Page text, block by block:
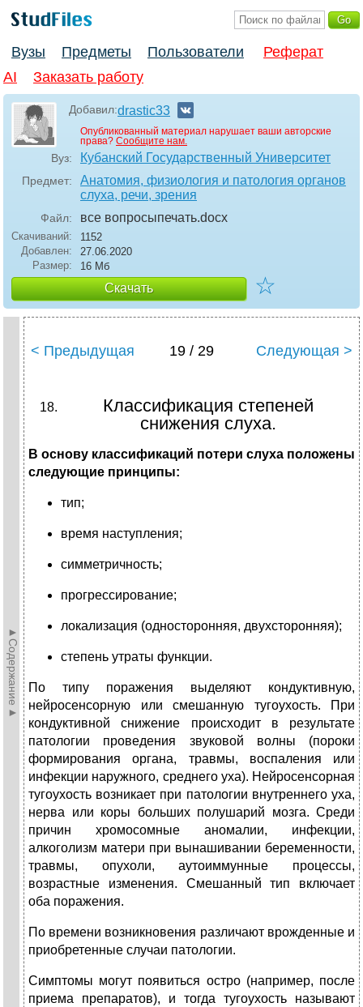
Вузы Предметы Пользователи
Реферат
AI
Заказать работу
Добавил:drastic33
Опубликованный материал нарушает ваши авторские
права? Сообщите нам.
Вуз: Кубанский Государственный Университет
Предмет:
Анатомия, физиология и патология органов
слуха, речи, зрения
Файл: все вопросыпечать.docx
Скачиваний:
1152
Добавлен:
27.06.2020
Размер:
16 Мб
Скачать ☆
►Содержание►
< Предыдущая 19 / 29 Следующая >
Классификация степеней
снижения слуха.
В основу классификаций потери слуха положены
следующие принципы:
тип;
время наступления;
симметричность;
прогрессирование;
локализация (односторонняя, двухсторонняя);
степень утраты функции.
По типу поражения выделяют кондуктивную,
нейросенсорную или смешанную тугоухость. При
кондуктивной снижение происходит в результате
патологии проведения звуковой волны (пороки
формирования органа, травмы, воспаления или
инфекции наружного, среднего уха). Нейросенсорная
тугоухость возникает при патологии внутреннего уха,
нерва или коры больших полушарий мозга. Среди
причин хромосомные аномалии, инфекции,
алкоголизм матери при вынашивании беременности,
травмы, опухоли, аутоиммунные процессы,
возрастные изменения. Смешанный тип включает
оба поражения.
По времени возникновения различают врожденные и
приобретенные случаи патологии.
Симптомы могут появиться остро (например, после
приема препаратов), и тогда тугоухость называют